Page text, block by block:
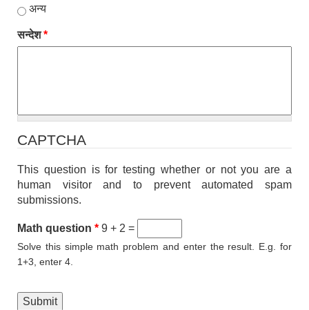
अन्य
सन्देश*
CAPTCHA
This question is for testing whether or not you are a
human visitor and to prevent automated spam
submissions.
Math question * 9 + 2 =
Solve this simple math problem and enter the result. E.g. for
1+3, enter 4.